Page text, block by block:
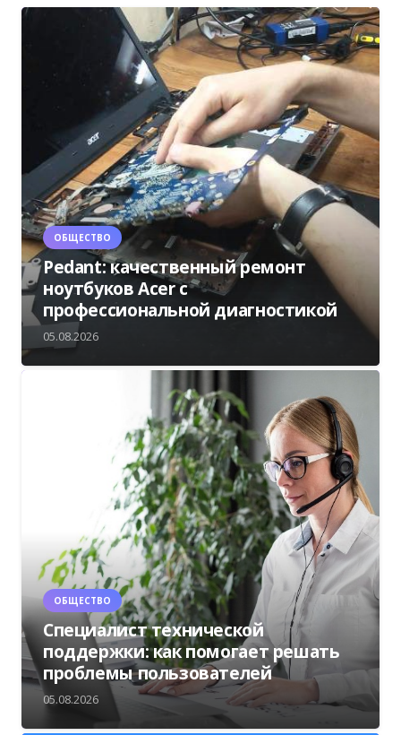
ОБЩЕСТВО
Pedant: качественный ремонт
ноутбуков Acer с
профессиональной диагностикой
05.08.2026
ОБЩЕСТВО
Специалист технической
поддержки: как помогает решать
проблемы пользователей
05.08.2026